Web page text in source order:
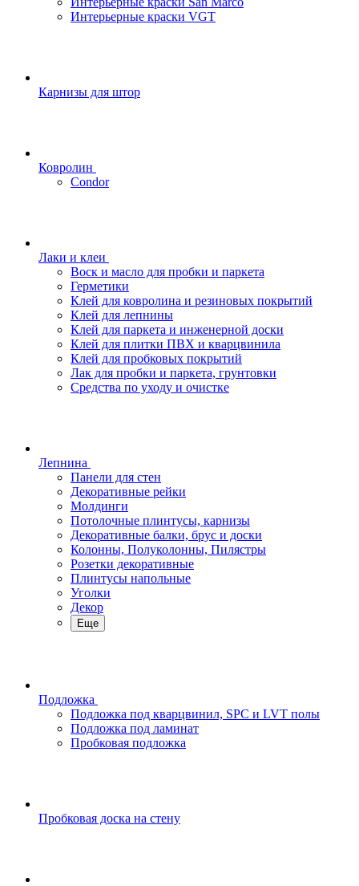
Интерьерные краски VGT
Карнизы для штор
Ковролин
Condor
Лаки и клеи
Воск и масло для пробки и паркета
Герметики
Клей для ковролина и резиновых покрытий
Клей для лепнины
Клей для паркета и инженерной доски
Клей для плитки ПВХ и кварцвинила
Клей для пробковых покрытий
Лак для пробки и паркета, грунтовки
Средства по уходу и очистке
Лепнина
Панели для стен
Декоративные рейки
Молдинги
Потолочные плинтусы, карнизы
Декоративные балки, брус и доски
Колонны, Полуколонны, Пилястры
Розетки декоративные
Плинтусы напольные
Уголки
Декор
Еще
Подложка
Подложка под кварцвинил, SPC и LVT полы
Подложка под ламинат
Пробковая подложка
Пробковая доска на стену